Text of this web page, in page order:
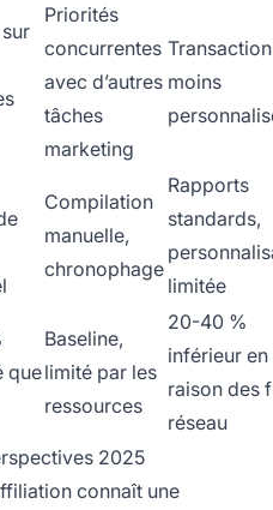
Priorités
concurrentes
avec d’autres
tâches
marketing
moins
Compilation
manuelle,
chronophage
Rapports
standards,
limitée
que
Baseline,
limité par les
ressources
20-40 %
inférieur en
raison des
réseau
2025
connaît une